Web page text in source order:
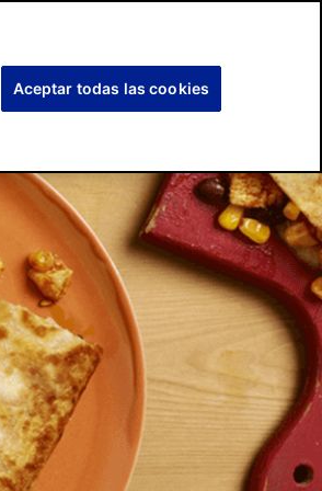
COMPROMISO SEARCH
Aceptar todas las cookies